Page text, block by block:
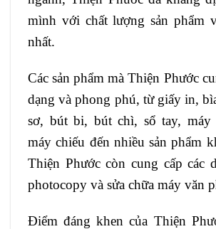
mình với chất lượng sản phẩm
nhất.
Các sản phẩm mà Thiện Phước
dạng và phong phú, từ giấy in,
sơ, bút bi, bút chì, sổ tay,
máy chiếu đến nhiều sản phẩm
Thiện Phước còn cung cấp các
photocopy và sửa chữa máy văn
Điểm đáng khen của Thiện